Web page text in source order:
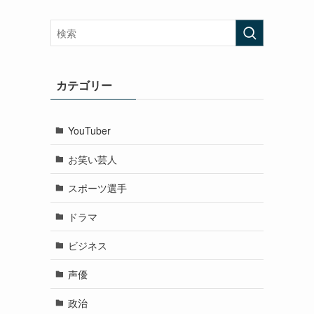
カテゴリー
YouTuber
お笑い芸人
スポーツ選手
ドラマ
ビジネス
声優
政治